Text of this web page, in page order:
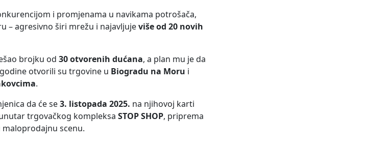
i promjenama u navikama potrošača,
– agresivno širi mrežu i najavljujeviše od 20 novih
brojku od 30 otvorenih dućana, a plan mu je da
otvorili su trgovine u Biogradu na Moru i
.
da će se3. listopada 2025. na njihovoj karti
trgovačkog kompleksa STOP SHOP, priprema
scenu.